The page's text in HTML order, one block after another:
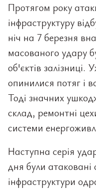
Протягом року
інфраструктуру
ніч на 7 березня
масованого удару
об'єктів залізниці.
опинилися потяг і
Тоді значних
склад, ремонтні
системи
Наступна серія
дня були атаковані
інфраструктури